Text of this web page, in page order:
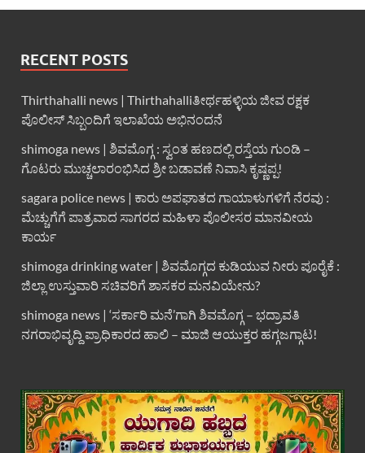
RECENT POSTS
Thirthahalli news | Thirthahalliತೀರ್ಥಹಳ್ಳಿಯ ಜೀವ ರಕ್ಷಕ
ಪೊಲೀಸ್ ಸಿಬ್ಬಂದಿಗೆ ಇಲಾಖೆಯ ಅಭಿನಂದನೆ
shimoga news | ಶಿವಮೊಗ್ಗ : ಸ್ವಂತ ಹಣದಲ್ಲಿ ರಸ್ತೆಯ ಗುಂಡಿ –
ಗೊಟರು ಮುಚ್ಚಲಾರಂಭಿಸಿದ ಶ್ರೀ ಬಡಾವಣೆ ನಿವಾಸಿ ಕೃಷ್ಣಪ್ಪ!
sagara police news | ಕಾರು ಅಪಘಾತದ ಗಾಯಾಳುಗಳಿಗೆ ನೆರವು :
ಮೆಚ್ಚುಗೆಗೆ ಪಾತ್ರವಾದ ಸಾಗರದ ಮಹಿಳಾ ಪೊಲೀಸರ ಮಾನವೀಯ
ಕಾರ್ಯ
shimoga drinking water | ಶಿವಮೊಗ್ಗದ ಕುಡಿಯುವ ನೀರು ಪೂರೈಕೆ :
ಜಿಲ್ಲಾ ಉಸ್ತುವಾರಿ ಸಚಿವರಿಗೆ ಶಾಸಕರ ಮನವಿಯೇನು?
shimoga news | ‘ಸರ್ಕಾರಿ ಮನೆ’ಗಾಗಿ ಶಿವಮೊಗ್ಗ – ಭದ್ರಾವತಿ
ನಗರಾಭಿವೃದ್ದಿ ಪ್ರಾಧಿಕಾರದ ಹಾಲಿ – ಮಾಜಿ ಆಯುಕ್ತರ ಹಗ್ಗಜಗ್ಗಾಟ!